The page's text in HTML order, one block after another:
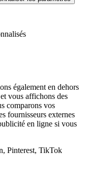
également en dehors
vous affichons des
comparons vos
fournisseurs externes
en ligne si vous
Pinterest, TikTok